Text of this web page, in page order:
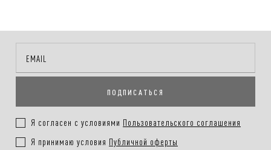
ПОДПИСАТЬСЯ
Я согласен с условиями Пользовательского соглашения
Я принимаю условия Публичной оферты